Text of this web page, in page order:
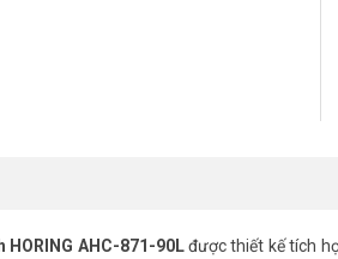
AHC-871-90Lđược thiết kế tích